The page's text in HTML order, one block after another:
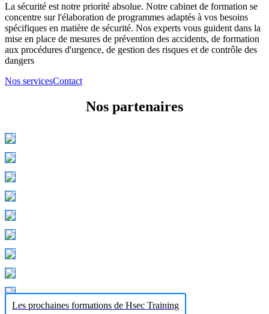
La sécurité est notre priorité absolue. Notre cabinet de formation se
concentre sur l'élaboration de programmes adaptés à vos besoins
spécifiques en matière de sécurité. Nos experts vous guident dans la
mise en place de mesures de prévention des accidents, de formation
aux procédures d'urgence, de gestion des risques et de contrôle des
dangers
Nos servicesContact
Nos partenaires
Les prochaines formations de Hsec Training